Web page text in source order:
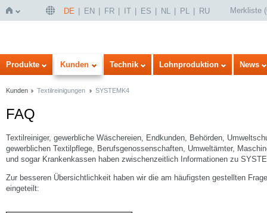
Startseite
DE EN FR IT ES NL PL RU Merkliste (
Produkte Kunden Technik Lohnproduktion News
Kunden Textilreinigungen SYSTEMK4
FAQ
Textilreiniger, gewerbliche Wäschereien, Endkunden, Behörden,
gewerblichen Textilpflege, Berufsgenossenschaften, Umweltämter,
und sogar Krankenkassen haben zwischenzeitlich Informationen zu
Zur besseren Übersichtlichkeit haben wir die am häufigsten gestellten
eingeteilt: